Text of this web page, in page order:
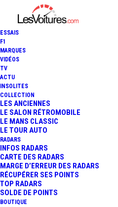
ESSAIS
F1
MARQUES
VIDÉOS
TV
ACTU
INSOLITES
COLLECTION
LES ANCIENNES
LE SALON RÉTROMOBILE
LE MANS CLASSIC
LE TOUR AUTO
RADARS
INFOS RADARS
CARTE DES RADARS
MARGE D’ERREUR DES RADARS
RÉCUPÉRER SES POINTS
TOP RADARS
SOLDE DE POINTS
BOUTIQUE
PRIX,